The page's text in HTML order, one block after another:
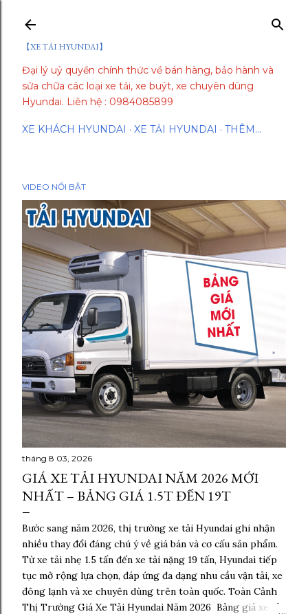
【XE TẢI HYUNDAI】
Đại lý uỷ quyền chính thức về bán hàng, bảo hành và
sửa chữa các loại xe tải, xe buýt, xe chuyên dùng
Hyundai. Liên hệ : 0984085899
XE KHÁCH HYUNDAI XE TẢI HYUNDAI THÊM…
VIDEO NỔI BẬT
tháng 8 03, 2026
GIÁ XE TẢI HYUNDAI NĂM 2026 MỚI
NHẤT – BẢNG GIÁ 1.5T ĐẾN 19T
Bước sang năm 2026, thị trường xe tải Hyundai ghi nhận
nhiều thay đổi đáng chú ý về giá bán và cơ cấu sản phẩm.
Từ xe tải nhẹ 1.5 tấn đến xe tải nặng 19 tấn, Hyundai tiếp
tục mở rộng lựa chọn, đáp ứng đa dạng nhu cầu vận tải, xe
đông lạnh và xe chuyên dùng trên toàn quốc. Toàn Cảnh
Thị Trường Giá Xe Tải Hyundai Năm 2026 Bảng giá xe tải